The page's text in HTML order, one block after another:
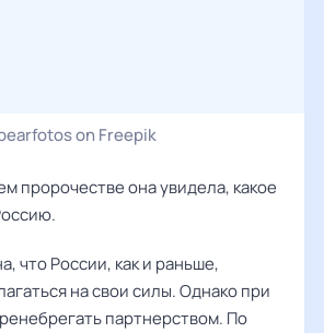
on Freepik
пророчестве она увидела, какое
что России, как и раньше,
на свои силы. Однако при
партнерством. По